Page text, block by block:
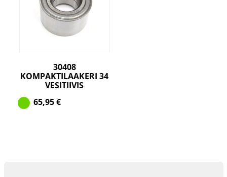
30408
KOMPAKTILAAKERI 34
VESITIIVIS
65,95€